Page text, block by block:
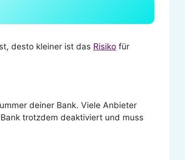
desto kleiner ist das Risiko für
deiner Bank. Viele Anbieter
trotzdem deaktiviert und muss